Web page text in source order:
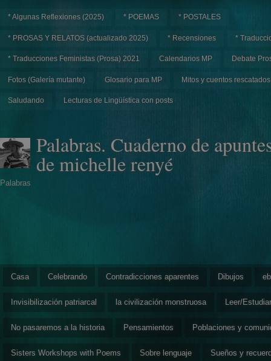
* Algunas Reflexiones (2025) * POEMAS * POSTALES
* PROSAS Y RELATOS (actualizado 2025) * Recensiones *
* Traducciones Feministas (Prosa) 2021 Calendarios MP Debate
Fotos (Galería mutante) Glosario para MP Mitos y cuentos rescatados
Saludando Lecturas de Lingüística con posts
Palabras. Cuaderno de
de michelle renyé
Palabras
Casa Celebrando Contradicciones aparentes Dibujos
Invisibilización patriarcal la civilización monstruosa Leer/Estudiar
No pasaremos a la historia Pensamientos Poblaciones y
Sisters Workshops with Poems Sobre lenguaje Sueños y